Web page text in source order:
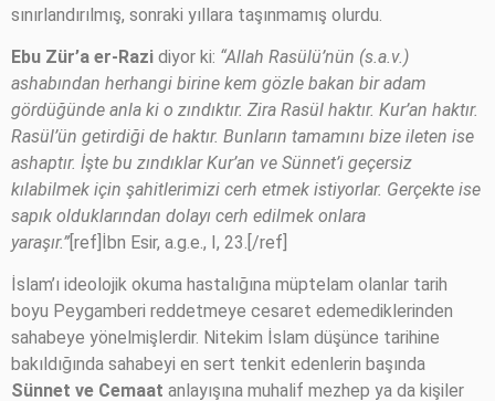
sınırlandırılmış, sonraki yıllara taşınmamış olurdu.
Ebu Zür’a er-Razi diyor ki: “Allah Rasülü’nün (s.a.v.)
ashabından herhangi birine kem gözle bakan bir adam
gördüğünde anla ki o zındıktır. Zira Rasül haktır. Kur’an haktır.
Rasül’ün getirdiği de haktır. Bunların tamamını bize ileten ise
ashaptır. İşte bu zındıklar Kur’an ve Sünnet’i geçersiz
kılabilmek için şahitlerimizi cerh etmek istiyorlar. Gerçekte ise
sapık olduklarından dolayı cerh edilmek onlara
yaraşır.” [ref]İbn Esir, a.g.e., I, 23.[/ref]
İslam’ı ideolojik okuma hastalığına müptelam olanlar tarih
boyu Peygamberi reddetmeye cesaret edemediklerinden
sahabeye yönelmişlerdir. Nitekim İslam düşünce tarihine
bakıldığında sahabeyi en sert tenkit edenlerin başında
Sünnet ve Cemaat anlayışına muhalif mezhep ya da kişiler